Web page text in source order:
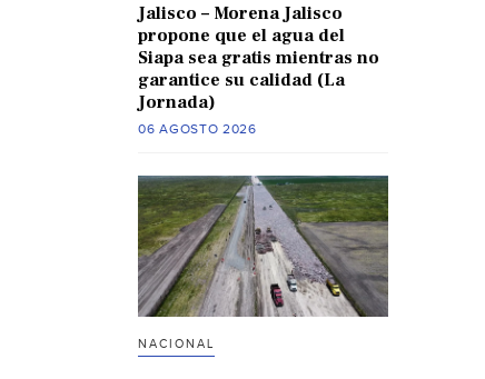
Jalisco – Morena Jalisco
propone que el agua del
Siapa sea gratis mientras no
garantice su calidad (La
Jornada)
06 AGOSTO 2026
NACIONAL